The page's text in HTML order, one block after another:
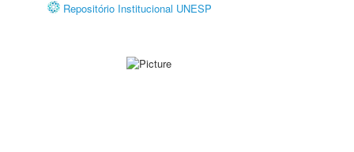
Repositório Institucional UNESP